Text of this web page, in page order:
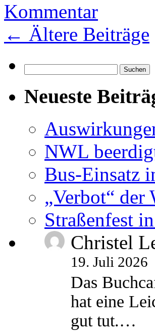
Kommentar
← Ältere Beiträge
nach:
Neueste
NWL
Bus-Einsatz
„Verbot“ der
Straßenfest
Christel
19. Juli 2026
Das
hat eine
gut tut.…